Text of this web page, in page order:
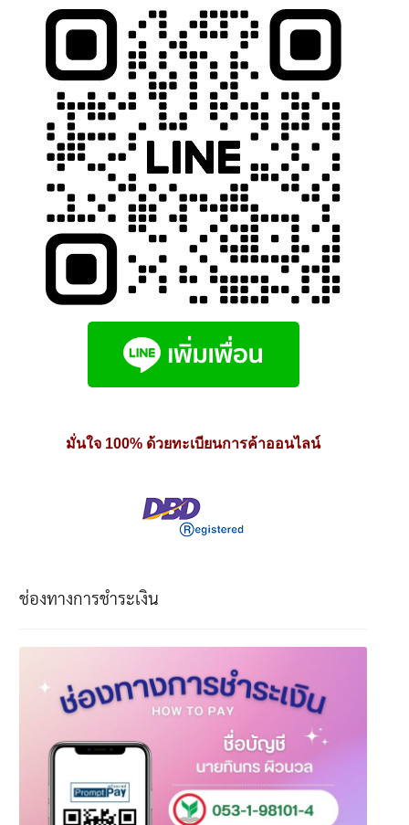
chosen
on
the
product
page
มั่นใจ 100% ด้วยทะเบียนการค้าออนไลน์
ช่องทางการชำระเงิน